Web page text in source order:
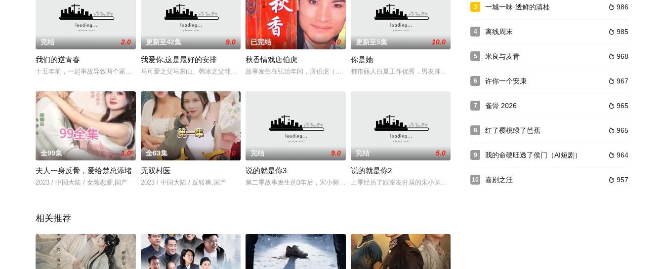
完结 2.0
我们的逆青春
十五年前，一起事故导致两个家庭破碎，童年的好姐妹小久与薇薇两人不得不分离两地。十五年后两人因工作偶遇，并在童年好友铁子的帮助下成功
更新至42集 9.0
我爱你,这是最好的安排
马可爱之父马东山、韩冰之父韩德昌、宋天明，号称豪森“三驾马车”，当年三兄弟创立“豪森酒店”。30年过后，马东山年老多病，韩德昌早死
已完结 1.0
秋香情戏唐伯虎
故事发生在弘治年间，唐伯虎（耿乐 饰）不满意家里给他安排的亲事，在洞房花烛之日连夜潜逃，作为新娘，陆昭容（李若彤 饰）十分受辱，于
更新至5集 10.0
你是她
都市丽人白夏工作优秀，男友帅气多金。可突然间她的生活发生了变化，周边的人开始对她窃窃私语，甚至收
全99集 1.0
夫人一身反骨，爱给楚总添堵
2023 / 中国大陆 / 女频恋爱,国产
全63集 3.0
无双村医
2023 / 中国大陆 / 反转爽,国产
完结 9.0
说的就是你3
第二季故事发生的3年后，宋小卿、杨天琪、王小水三人意外重逢，再一次变成了室友。宋小卿因为获得拆迁款，成为了一个暴发户，并经营起一家
完结 5.0
说的就是你2
上季经历了跟室友分居的宋小卿，在第二季中，他和室友的关系，又该何去何从？除此之外，萌蠢的宋小 卿
相关推荐
3  986
一城一味·透鲜的滇桂
4  985
离线周末
5  968
米良与麦青
6  967
许你一个安康
7  965
雀骨 2026
8  965
红了樱桃绿了芭蕉
9  964
我的命硬旺透了侯门（AI短剧）
10  957
喜剧之汪